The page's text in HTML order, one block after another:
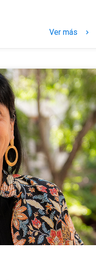
Ver más keyboard_arrow_right